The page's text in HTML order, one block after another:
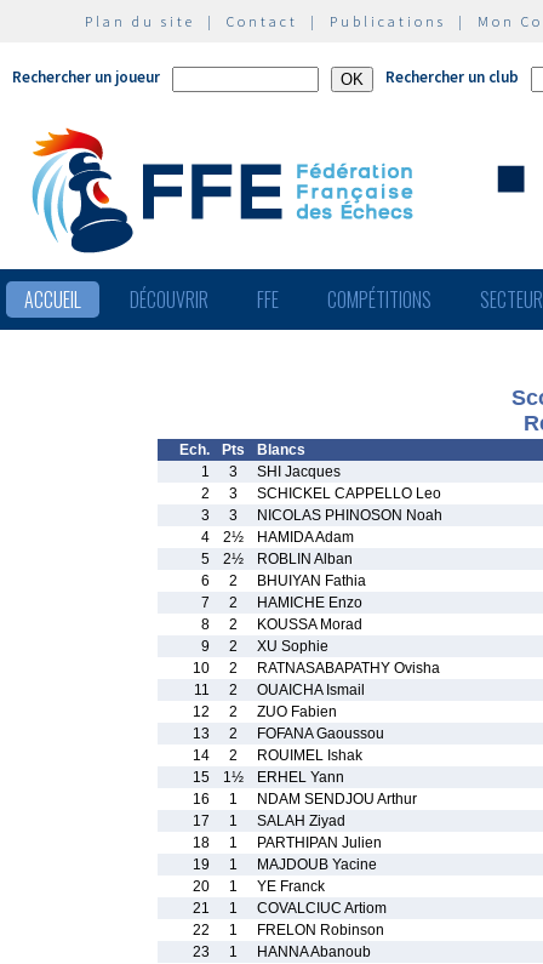
Plan du site | Contact | Publications | Mon
Rechercher un joueur Rechercher un club
ACCUEIL DÉCOUVRIR FFE COMPÉTITIONS
Ech. Pts
Blancs
1
3
SHI Jacques
2
3
SCHICKEL CAPPELLO Leo
3
3
NICOLAS PHINOSON Noah
4
2½
HAMIDA Adam
5
2½
ROBLIN Alban
6
2
BHUIYAN Fathia
7
2
HAMICHE Enzo
8
2
KOUSSA Morad
9
2
XU Sophie
10
2
RATNASABAPATHY Ovisha
11
2
OUAICHA Ismail
12
2
ZUO Fabien
13
2
FOFANA Gaoussou
14
2
ROUIMEL Ishak
15
1½
ERHEL Yann
16
1
NDAM SENDJOU Arthur
17
1
SALAH Ziyad
18
1
PARTHIPAN Julien
19
1
MAJDOUB Yacine
20
1
YE Franck
21
1
COVALCIUC Artiom
22
1
FRELON Robinson
23
1
HANNA Abanoub